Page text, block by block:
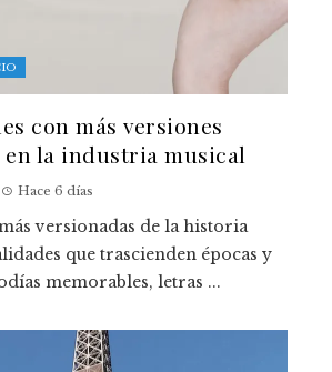
con más versiones
la industria musical
Hace 6 días
versionadas de la historia
que trascienden épocas y
memorables, letras ...